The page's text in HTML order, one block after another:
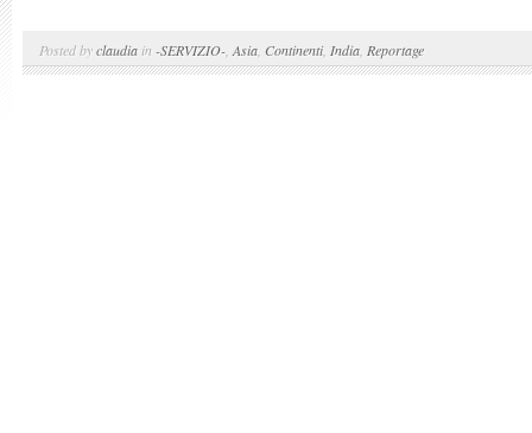
Posted byclaudia in -SERVIZIO- Asia Continenti, India Reportage